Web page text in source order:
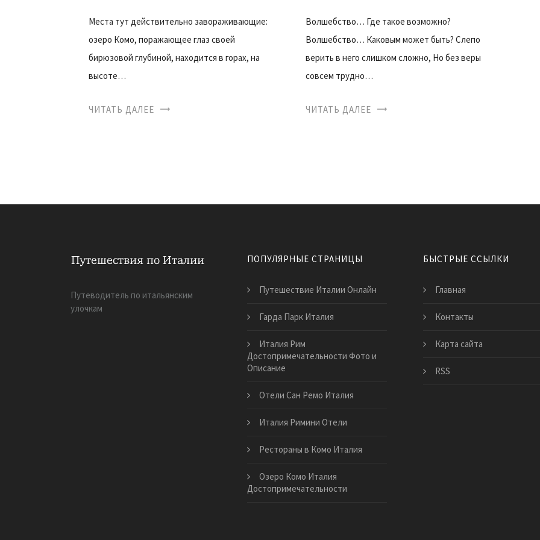
Места тут действительно завораживающие:
озеро Комо, поражающее глаз своей
бирюзовой глубиной, находится в горах, на
высоте…
ЧИТАТЬ ДАЛЕЕ
Волшебство… Где такое возможно?
Волшебство… Каковым может быть? Слепо
верить в него слишком сложно, Но без веры
совсем трудно…
ЧИТАТЬ ДАЛЕЕ
Путеводитель по итальянским
улочкам
ПОПУЛЯРНЫЕ СТРАНИЦЫ
Путешествие Италии Онлайн
Гарда Парк Италия
Италия Рим
Достопримечательности Фото и
Описание
Отели Сан Ремо Италия
Италия Римини Отели
Рестораны в Комо Италия
Озеро Комо Италия
Достопримечательности
БЫСТРЫЕ ССЫЛКИ
Главная
Контакты
Карта сайта
RSS